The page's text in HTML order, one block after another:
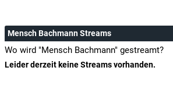
Mensch Bachmann Streams
Wo wird "Mensch Bachmann" gestreamt?
Leider derzeit keine Streams vorhanden.